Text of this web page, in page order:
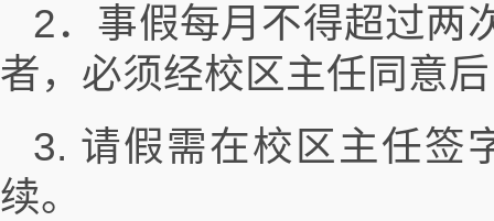
2．事假每月不得超过两
者，必须经校区主任同意
3. 请假需在校区主任签
续。